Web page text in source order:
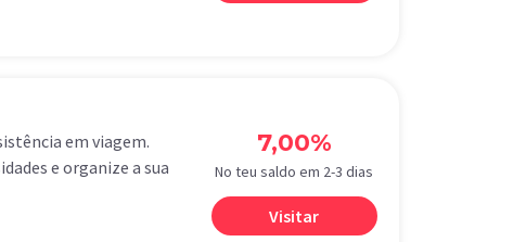
em viagem.
e organize a sua
7,00%
No teu saldo em 2-3 dias
Visitar